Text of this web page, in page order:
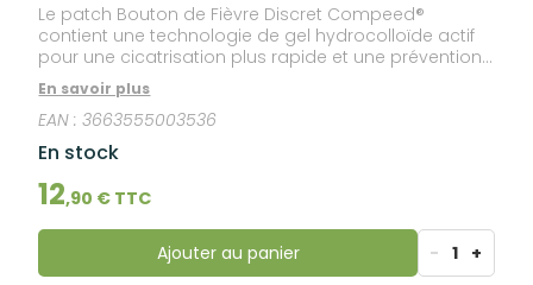
Le patch Bouton de Fièvre Discret Compeed®
contient une technologie de gel hydrocolloïde actif
pour une cicatrisation plus rapide et une prévention
des croûtes. Il commence à agir dès les premiers
signes et continue à agir à tous les stades du
processus de développement du bouton de fièvre
pour aider à stopper son aggravation. Son design
discret aide à masquer le bouton de fièvre (du
maquillage peut être appliqué sur le patch) et à
réduire ainsi la gêne sociale. Le patch agit
également comme un bouclier viral qui réduit le
risque de contamination.
En savoir plus
EAN :3663555003536
En stock
12,90 € TTC
Ajouter au panier - 1 +